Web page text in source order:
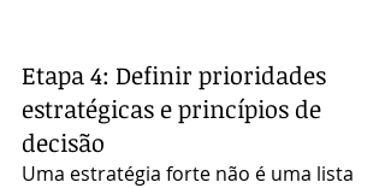
Etapa 4: Definir prioridades
estratégicas e princípios de
decisão
Uma estratégia forte não é uma lista